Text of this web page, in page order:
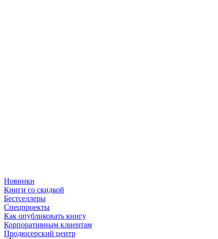
Новинки
Книги со скидкой
Бестселлеры
Спецпроекты
Как опубликовать книгу
Корпоративным клиентам
Продюсерский центр